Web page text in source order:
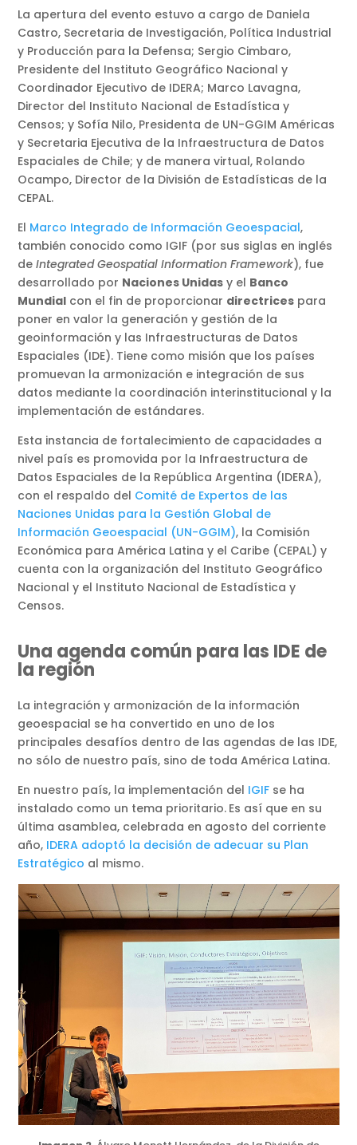
La apertura del evento estuvo a cargo de Daniela
Castro, Secretaria de Investigación, Política Industrial
y Producción para la Defensa; Sergio Cimbaro,
Presidente del Instituto Geográfico Nacional y
Coordinador Ejecutivo de IDERA; Marco Lavagna,
Director del Instituto Nacional de Estadística y
Censos; y Sofía Nilo, Presidenta de UN-GGIM Américas
y Secretaria Ejecutiva de la Infraestructura de Datos
Espaciales de Chile; y de manera virtual, Rolando
Ocampo, Director de la División de Estadísticas de la
CEPAL.
El Marco Integrado de Información Geoespacial,
también conocido como IGIF (por sus siglas en inglés
deIntegrated Geospatial Information Framework), fue
desarrollado por Naciones Unidas y el Banco
Mundial con el fin de proporcionar directrices para
poner en valor la generación y gestión de la
geoinformación y las Infraestructuras de Datos
Espaciales (IDE). Tiene como misión que los países
promuevan la armonización e integración de sus
datos mediante la coordinación interinstitucional y la
implementación de estándares.
Esta instancia de fortalecimiento de capacidades a
nivel país es promovida por la Infraestructura de
Datos Espaciales de la República Argentina (IDERA),
con el respaldo del Comité de Expertos de las
Naciones Unidas para la Gestión Global de
Información Geoespacial (UN-GGIM), la Comisión
Económica para América Latina y el Caribe (CEPAL) y
cuenta con la organización del Instituto Geográfico
Nacional y el Instituto Nacional de Estadística y
Censos.
Una agenda común para las IDE de
la región
La integración y armonización de la información
geoespacial se ha convertido en uno de los
principales desafíos dentro de las agendas de las IDE,
no sólo de nuestro país, sino de toda América Latina.
En nuestro país, la implementación del IGIF se ha
instalado como un tema prioritario. Es así que en su
última asamblea, celebrada en agosto del corriente
año, IDERA adoptó la decisión de adecuar su Plan
Estratégico al mismo.